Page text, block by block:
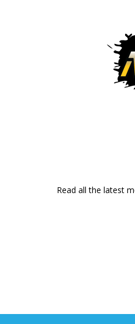
Read all the latest